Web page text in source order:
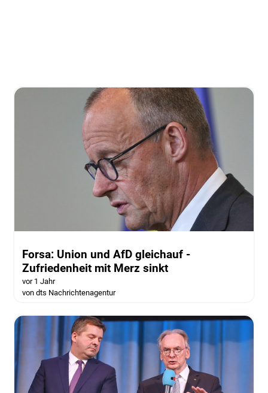
Forsa: Union und AfD gleichauf -
Zufriedenheit mit Merz sinkt
vor 1 Jahr
von dts Nachrichtenagentur